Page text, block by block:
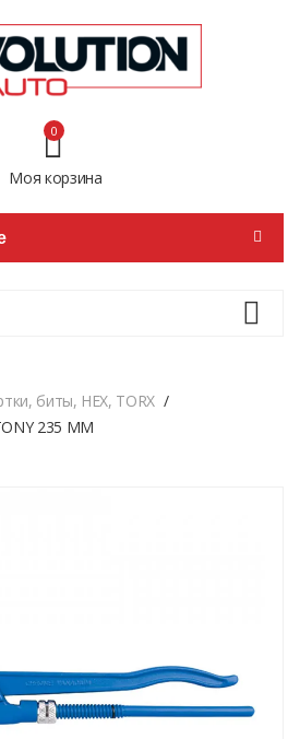
Моя корзина
0
биты, HEX, TORX
235 ММ